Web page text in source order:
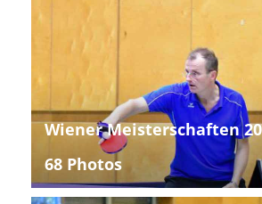
Wiener Meisterschaften
68 Photos